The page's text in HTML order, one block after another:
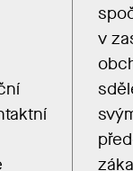
v